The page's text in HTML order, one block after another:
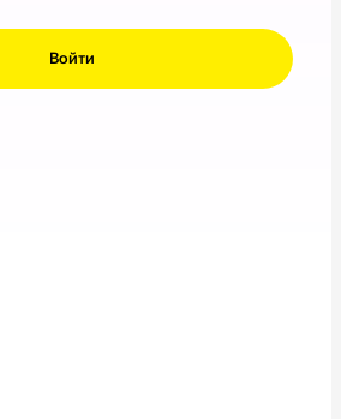
Войти